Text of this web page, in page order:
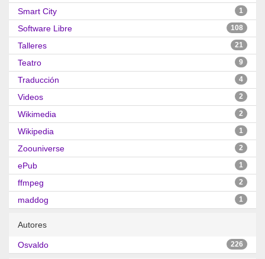
Smart City 1
Software Libre 108
Talleres 21
Teatro 9
Traducción 4
Videos 2
Wikimedia 2
Wikipedia 1
Zoouniverse 2
ePub 1
ffmpeg 2
maddog 1
Autores
Osvaldo 226